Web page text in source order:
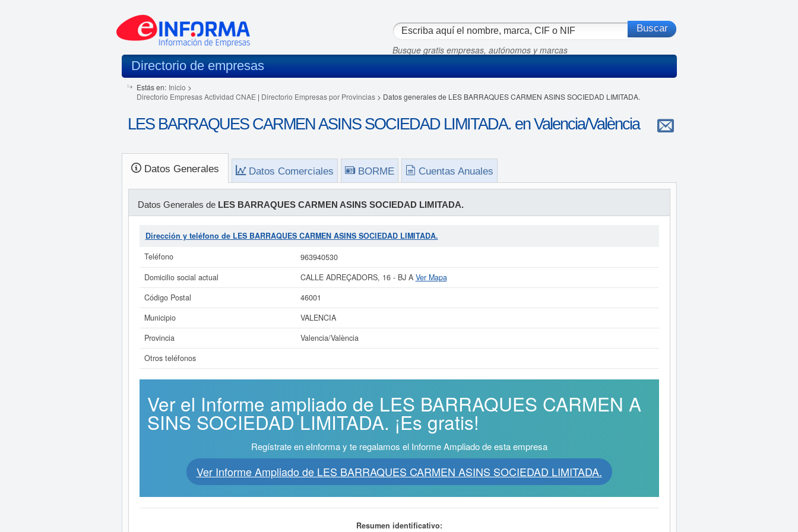
Busque gratis empresas, autónomos y marcas
Directorio de empresas
Estás en: Inicio >
Directorio Empresas Actividad CNAE | Directorio Empresas por Provincias> Datos generales de LES BARRAQUES CARMEN ASINS SOCIEDAD LIMITADA.
LES BARRAQUES CARMEN ASINS SOCIEDAD LIMITADA. en Valencia/València
Datos Generales Datos Comerciales BORME Cuentas Anuales
Datos Generales de LES BARRAQUES CARMEN ASINS SOCIEDAD LIMITADA.
Dirección y teléfono de LES BARRAQUES CARMEN ASINS SOCIEDAD LIMITADA.
Teléfono
963940530
Domicilio social actual
CALLE ADREÇADORS, 16 - BJ A Ver Mapa
Código Postal
46001
Municipio
VALENCIA
Provincia
Valencia/València
Otros teléfonos
Ver el Informe ampliado de LES BARRAQUES CARMEN A
SINS SOCIEDAD LIMITADA. ¡Es gratis!
Regístrate en eInforma y te regalamos el Informe Ampliado de esta empresa
Ver Informe Ampliado de LES BARRAQUES CARMEN ASINS SOCIEDAD LIMITADA.
Resumen identificativo: